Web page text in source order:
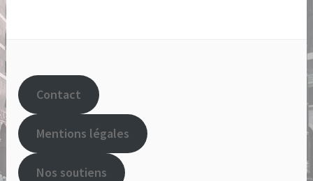
Contact
Mentions légales
Nos soutiens